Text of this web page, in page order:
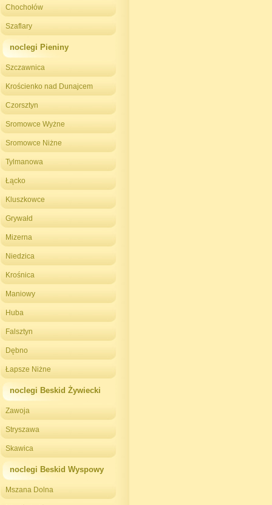
Chochołów
Szaflary
noclegi Pieniny
Szczawnica
Krościenko nad Dunajcem
Czorsztyn
Sromowce Wyżne
Sromowce Niżne
Tylmanowa
Łącko
Kluszkowce
Grywałd
Mizerna
Niedzica
Krośnica
Maniowy
Huba
Falsztyn
Dębno
Łapsze Niżne
noclegi Beskid Żywiecki
Zawoja
Stryszawa
Skawica
noclegi Beskid Wyspowy
Mszana Dolna